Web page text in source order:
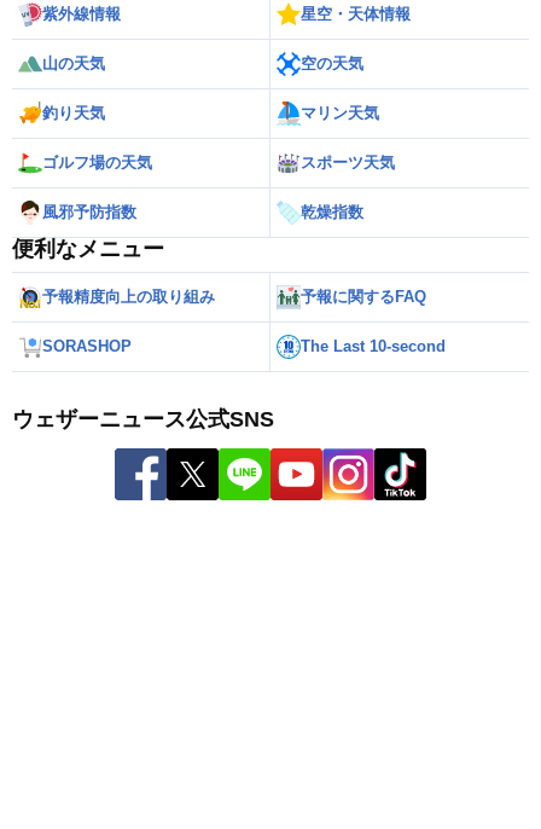
紫外線情報 星空・天体情報
山の天気 空の天気
釣り天気 マリン天気
ゴルフ場の天気 スポーツ天気
風邪予防指数 乾燥指数
便利なメニュー
予報精度向上の取り組み 予報に関するFAQ
SORASHOP The Last 10-second
ウェザーニュース公式SNS